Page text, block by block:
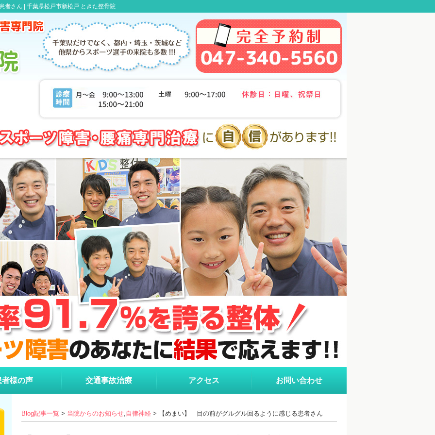
者さん | 千葉県松戸市新松戸 ときた整骨院
者様の声 交通事故治療 アクセス お問い合わせ
Blog記事一覧 > 当院からのお知らせ,自律神経 > 【めまい】 目の前がグルグル回るように感じる患者さん